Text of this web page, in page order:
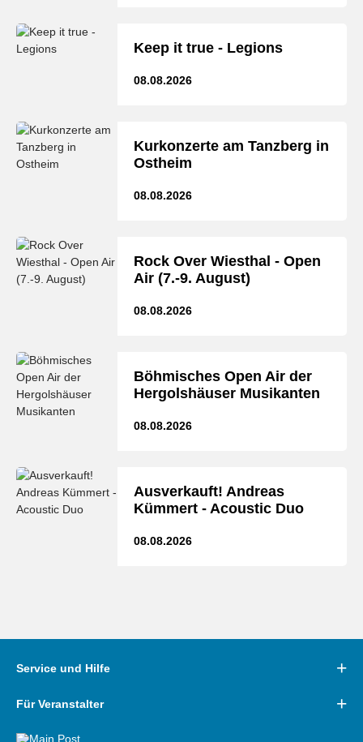
Keep it true - Legions
08.08.2026
Kurkonzerte am Tanzberg in
Ostheim
08.08.2026
Rock Over Wiesthal - Open
Air (7.-9. August)
08.08.2026
Böhmisches Open Air der
Hergolshäuser Musikanten
08.08.2026
Ausverkauft! Andreas
Kümmert - Acoustic Duo
08.08.2026
Service und Hilfe
Für Veranstalter